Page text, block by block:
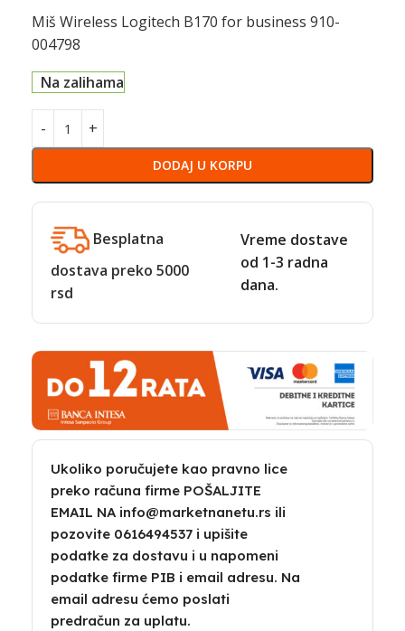
Miš Wireless Logitech B170 for business 910-
004798
Na zalihama
DODAJ U KORPU
Besplatna
dostava preko 5000
rsd
Vreme dostave
od 1-3 radna
dana.
Ukoliko poručujete kao pravno lice
preko računa firme POŠALJITE
EMAIL NA info@marketnanetu.rs ili
pozovite 0616494537 i upišite
podatke za dostavu i u napomeni
podatke firme PIB i email adresu. Na
email adresu ćemo poslati
predračun za uplatu.